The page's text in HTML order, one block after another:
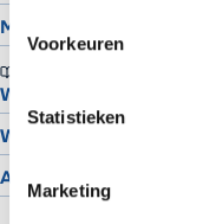
Voorkeuren
Statistieken
Marketing
Meta Snippet Generator
Website voor schilders
Website voor hoveniers
Alle branches